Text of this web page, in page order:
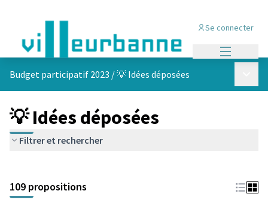
Se connecter
Budget participatif 2023 /💡 Idées déposées
💡 Idées déposées
Filtrer et rechercher
+
−
109 propositions